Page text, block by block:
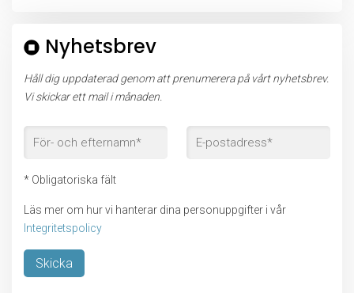
Nyhetsbrev
Håll dig uppdaterad genom att prenumerera på vårt nyhetsbrev.
Vi skickar ett mail i månaden.
* Obligatoriska fält
Läs mer om hur vi hanterar dina personuppgifter i vår
Integritetspolicy